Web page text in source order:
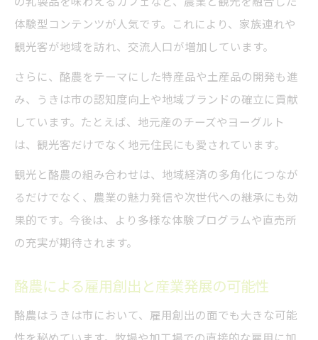
体験型コンテンツが人気です。これにより、家族連れや
観光客が地域を訪れ、交流人口が増加しています。
さらに、酪農をテーマにした特産品や土産品の開発も進
み、うきは市の認知度向上や地域ブランドの確立に貢献
しています。たとえば、地元産のチーズやヨーグルト
は、観光客だけでなく地元住民にも愛されています。
観光と酪農の組み合わせは、地域経済の多角化につなが
るだけでなく、農業の魅力発信や次世代への継承にも効
果的です。今後は、より多様な体験プログラムや直売所
の充実が期待されます。
酪農による雇用創出と産業発展の可能性
酪農はうきは市において、雇用創出の面でも大きな可能